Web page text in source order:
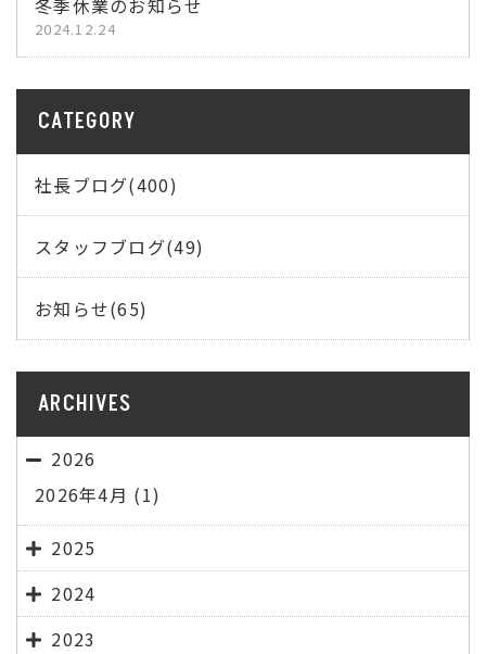
冬季休業のお知らせ
2024.12.24
CATEGORY
社長ブログ(400)
スタッフブログ(49)
お知らせ(65)
ARCHIVES
2026
2026年4月 (1)
2025
2024
2023